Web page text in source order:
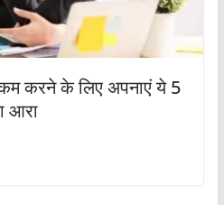
करने के लिए अपनाएं ये 5
आरा